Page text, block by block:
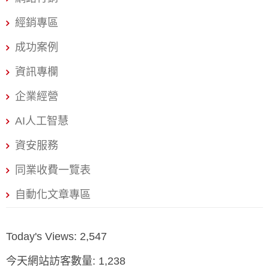
經銷專區
成功案例
資訊專欄
企業經營
AI人工智慧
資安服務
同業收費一覽表
自動化文章專區
Today's Views: 2,547
今天網站訪客數量: 1,238